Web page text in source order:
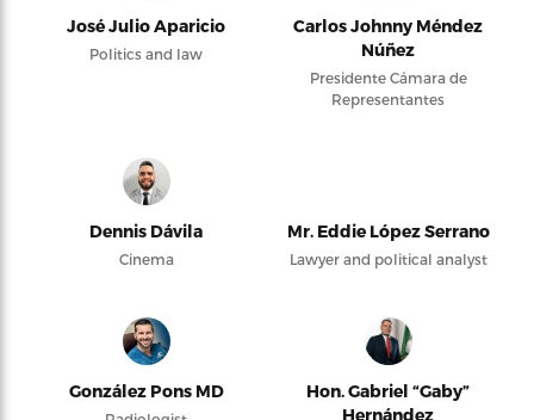
José Julio Aparicio
Politics and law
Carlos Johnny Méndez
Núñez
Presidente Cámara de
Representantes
Dennis Dávila
Cinema
Mr. Eddie López Serrano
Lawyer and political analyst
González Pons MD
Hon. Gabriel “Gaby”
Hernández